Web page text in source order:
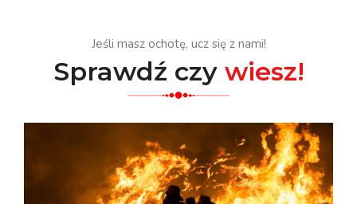
Jeśli masz ochotę, ucz się z nami!
Sprawdź czy wiesz!